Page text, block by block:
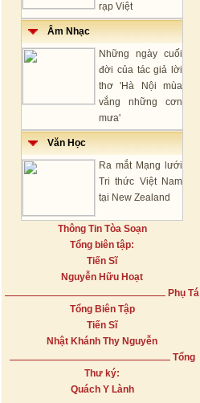
rạp Việt
Âm Nhạc
Những ngày cuối
đời của tác giả lời
thơ 'Hà Nội mùa
vắng những cơn
mưa'
Văn Học
Ra mắt Mạng lưới
Tri thức Việt Nam
tại New Zealand
Thông Tin Tòa Soạn
Tổng biên tập:
Tiến Sĩ
Nguyễn Hữu Hoạt
Phụ Tá
Tổng Biên Tập
Tiến Sĩ
Nhật Khánh Thy Nguyễn
Tổng
Thư ký:
Quách Y Lành